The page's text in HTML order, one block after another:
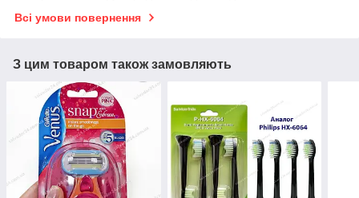
Всі умови повернення
З цим товаром також замовляють